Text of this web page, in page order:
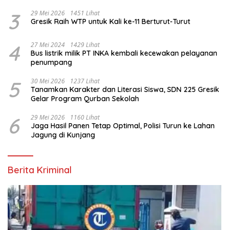
3 29 Mei 2026 1451 Lihat
Gresik Raih WTP untuk Kali ke-11 Berturut-Turut
4 27 Mei 2024 1429 Lihat
Bus listrik milik PT INKA kembali kecewakan pelayanan
penumpang
5 30 Mei 2026 1237 Lihat
Tanamkan Karakter dan Literasi Siswa, SDN 225 Gresik
Gelar Program Qurban Sekolah
6 29 Mei 2026 1160 Lihat
Jaga Hasil Panen Tetap Optimal, Polisi Turun ke Lahan
Jagung di Kunjang
Berita Kriminal